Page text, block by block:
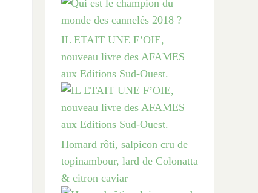
IL ETAIT UNE F’OIE,
nouveau livre des AFAMES
aux Editions Sud-Ouest.
Homard rôti, salpicon cru de
topinambour, lard de Colonatta
& citron caviar